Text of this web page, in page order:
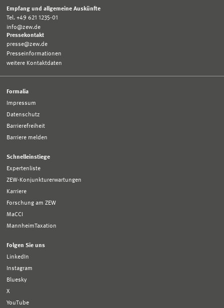
Empfang und allgemeine Auskünfte
Tel. +49 621 1235-01
info@zew.de
Pressekontakt
presse@zew.de
Presseinformationen
weitere Kontaktdaten
Formalia
Impressum
Datenschutz
Barrierefreiheit
Barriere melden
Schnelleinstiege
Expertenliste
ZEW-Konjunkturerwartungen
Karriere
Forschung am ZEW
MaCCI
MannheimTaxation
Folgen Sie uns
LinkedIn
Instagram
Bluesky
X
YouTube